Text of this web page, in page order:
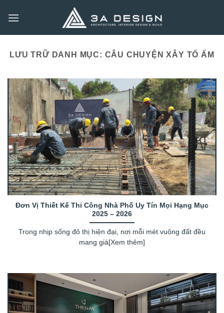
qua
LƯU TRỮ DANH MỤC: CÂU CHUYỆN XÂY TỔ ẤM
Đơn Vị Thiết Kế Thi Công Nhà Phố Uy Tín Mọi Hạng Mục
2025 – 2026
Trong nhịp sống đô thị hiện đại, nơi mỗi mét vuông đất đều
mang giá[Xem thêm]